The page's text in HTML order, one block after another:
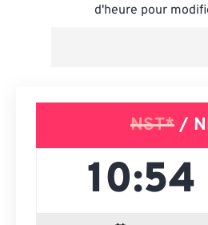
d'heure pour
NST*/